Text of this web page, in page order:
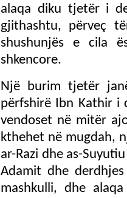
alaqa diku tjetër i
gjithashtu, përveç
shushunjës e cila
shkencore.
Një burim tjetër
përfshirë Ibn Kathir i
vendoset në mitër
kthehet në mugdah,
ar-Razi dhe as-
Adamit dhe
mashkulli, dhe